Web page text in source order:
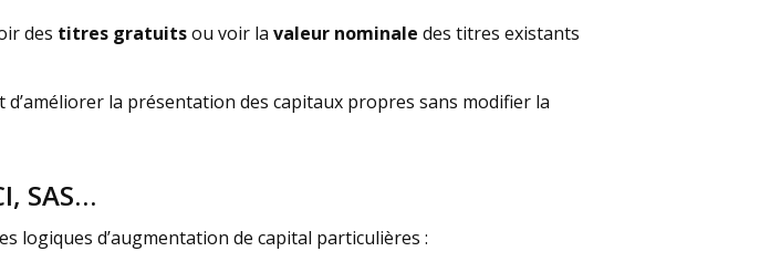
des titres gratuitsou voir la valeur nominale des titres existants
d’améliorer la présentation des capitaux propres sans modifier la
SAS…
logiques d’augmentation de capital particulières :